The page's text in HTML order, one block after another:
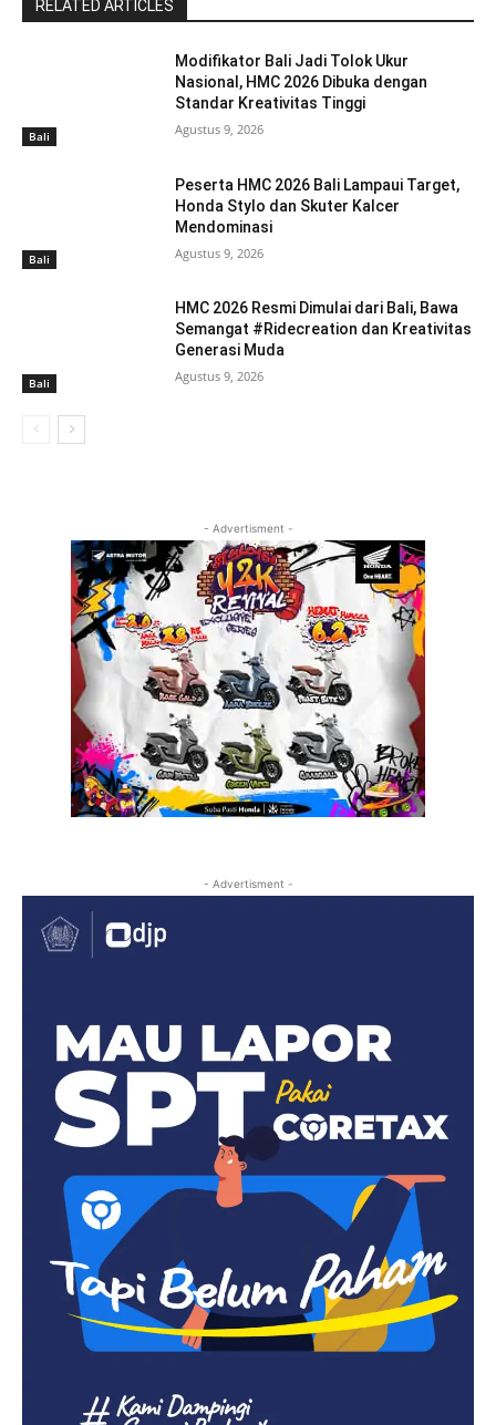
RELATED ARTICLES
Bali
Modifikator Bali Jadi Tolok Ukur
Nasional, HMC 2026 Dibuka dengan
Standar Kreativitas Tinggi
Agustus 9, 2026
Bali
Peserta HMC 2026 Bali Lampaui Target,
Honda Stylo dan Skuter Kalcer
Mendominasi
Agustus 9, 2026
Bali
HMC 2026 Resmi Dimulai dari Bali, Bawa
Semangat #Ridecreation dan Kreativitas
Generasi Muda
Agustus 9, 2026
- Advertisment -
- Advertisment -